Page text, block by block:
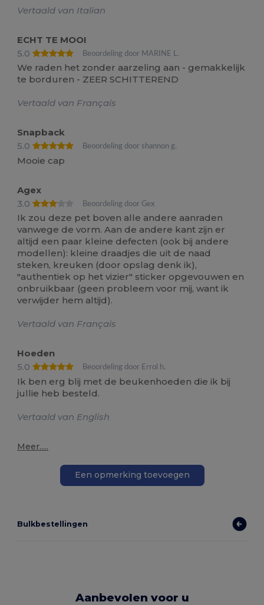
Vertaald van Italian
ECHT TE MOOI
5.0
Beoordeling door MARINE L.
We raden het zonder aarzeling aan - gemakkelijk
te borduren - ZEER SCHITTEREND
Vertaald van Français
Snapback
5.0
Beoordeling door shannon g.
Mooie cap
Agex
3.0
Beoordeling door Gex
Ik zou deze pet boven alle andere aanraden
vanwege de vorm. Aan de andere kant zijn er
altijd een paar kleine defecten (ook bij andere
modellen): kleine draadjes die uit de naad
steken, kreuken (door opslag denk ik),
"authentiek op het vizier" sticker opgevouwen en
onbruikbaar (geen probleem voor mij, want ik
verwijder hem altijd).
Vertaald van Français
Hoeden
5.0
Beoordeling door Errol h.
Ik ben erg blij met de beukenhoeden die ik bij
jullie heb besteld.
Vertaald van English
Meer.....
Een opmerking toevoegen
Bulkbestellingen
Aanbevolen voor u